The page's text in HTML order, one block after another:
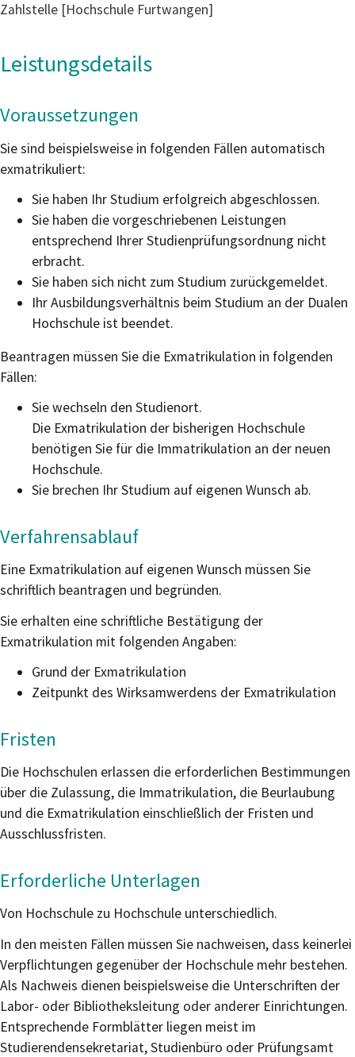
Zahlstelle [Hochschule Furtwangen]
Leistungsdetails
Voraussetzungen
Sie sind beispielsweise in folgenden Fällen automatisch
exmatrikuliert:
Sie haben Ihr Studium erfolgreich abgeschlossen.
Sie haben die vorgeschriebenen Leistungen
entsprechend Ihrer Studienprüfungsordnung nicht
erbracht.
Sie haben sich nicht zum Studium zurückgemeldet.
Ihr Ausbildungsverhältnis beim Studium an der Dualen
Hochschule ist beendet.
Beantragen müssen Sie die Exmatrikulation in folgenden
Fällen:
Sie wechseln den Studienort.
Die Exmatrikulation der bisherigen Hochschule
benötigen Sie für die Immatrikulation an der neuen
Hochschule.
Sie brechen Ihr Studium auf eigenen Wunsch ab.
Verfahrensablauf
Eine Exmatrikulation auf eigenen Wunsch müssen Sie
schriftlich beantragen und begründen.
Sie erhalten eine schriftliche Bestätigung der
Exmatrikulation mit folgenden Angaben:
Grund der Exmatrikulation
Zeitpunkt des Wirksamwerdens der Exmatrikulation
Fristen
Die Hochschulen erlassen die erforderlichen Bestimmungen
über die Zulassung, die Immatrikulation, die Beurlaubung
und die Exmatrikulation einschließlich der Fristen und
Ausschlussfristen.
Erforderliche Unterlagen
Von Hochschule zu Hochschule unterschiedlich.
In den meisten Fällen müssen Sie nachweisen, dass keinerlei
Verpflichtungen gegenüber der Hochschule mehr bestehen.
Als Nachweis dienen beispielsweise die Unterschriften der
Labor- oder Bibliotheksleitung oder anderer Einrichtungen.
Entsprechende Formblätter liegen meist im
Studierendensekretariat, Studienbüro oder Prüfungsamt